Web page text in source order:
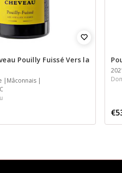
Pouilly Fuissé Vers la
Mâconnais